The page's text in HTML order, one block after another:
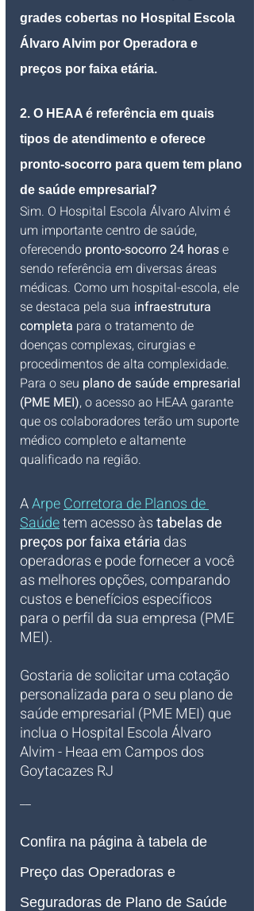
grades cobertas no Hospital Escola
Álvaro Alvim por Operadora e
preços por faixa etária.
2. O HEAA é referência em quais
tipos de atendimento e oferece
pronto-socorro para quem tem plano
de saúde empresarial?
Sim. O Hospital Escola Álvaro Alvim é
um importante centro de saúde,
oferecendo pronto-socorro 24 horas e
sendo referência em diversas áreas
médicas. Como um hospital-escola, ele
se destaca pela sua infraestrutura
completa para o tratamento de
doenças complexas, cirurgias e
procedimentos de alta complexidade.
Para o seu plano de saúde empresarial
(PME MEI), o acesso ao HEAA garante
que os colaboradores terão um suporte
médico completo e altamente
qualificado na região.
A Arpe Corretora de Planos de
Saúde tem acesso às tabelas de
preços por faixa etária das
operadoras e pode fornecer a você
as melhores opções, comparando
custos e benefícios específicos
para o perfil da sua empresa (PME
MEI).
Gostaria de solicitar uma cotação
personalizada para o seu plano de
saúde empresarial (PME MEI) que
inclua o Hospital Escola Álvaro
Alvim - Heaa em Campos dos
Goytacazes RJ
__
Confira na página à tabela de
Preço das Operadoras e
Seguradoras de Plano de Saúde